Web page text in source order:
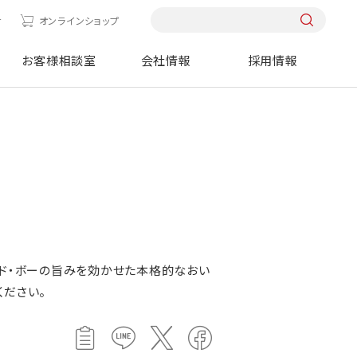
オンラインショップ
お客様相談室 会社情報 採用情報
・ボーの旨みを効かせた本格的なおい
さい。